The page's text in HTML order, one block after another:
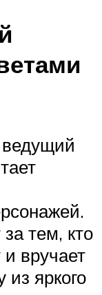
тем, кто
и вручает
яркого